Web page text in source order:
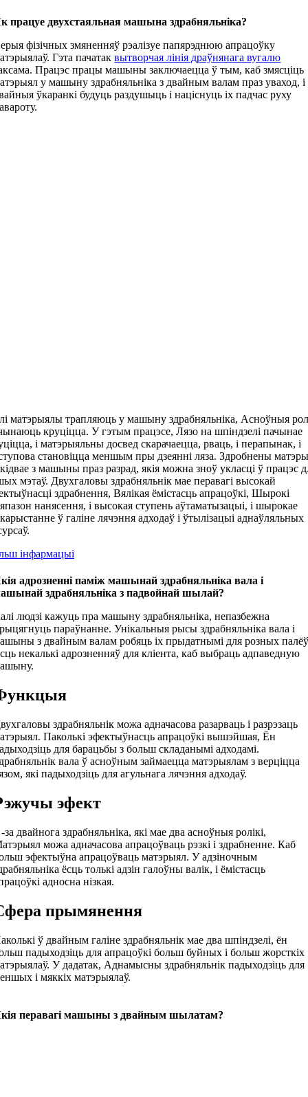
працуе двухстаяльная машына здрабняльніка?
фізічных змяненняў рэалізуе папярэднюю апрацоўку
Гэта пачатаквытворчая лінія драўнянага вугалю
Працэс працы машыны заключаецца ў тым, каб змясціць
у машыну здрабняльніка з двайным валам праз уваход, і
ўкаранкі будуць раздушыць і націснуць іх падчас руху
матэрыялы трапляюць у машыну здрабняльніка, Асноўныя
круціцца. У гэтым працэсе, Лязо на шпіндзелі пачынае
і матэрыяльны досвед скарачаецца, рваць, і перапынак, і
становіцца меншым пры дзеянні ляза. Здробнены
з машыны праз разрад, якія можна зноў укласці ў працэс
мэтаў. Двухгаловы здрабняльнік мае перавагі высокай
здрабнення, Вялікая ёмістасць апрацоўкі, Шырокі
нанясення, і высокая ступень аўтаматызацыі, і шырокае
ў галіне лячэння адходаў і ўтылізацыі аднаўляльных
інфармацыі
адрозненні паміж машынай здрабняльніка вала і
здрабняльніка з падвойнай шылай?
людзі кажуць пра машыну здрабняльніка, непазбежна
параўнанне. Унікальныя рысы здрабняльніка вала і
з двайным валам робяць іх прыдатнымі для розных
некалькі адрозненняў для кліента, каб выбраць адпаведную
здрабняльнік можа адначасова разарваць і разрэзаць
Паколькі эфектыўнасць апрацоўкі вышэйшая, Ён
для барацьбы з больш складанымі адходамі.
вала ў асноўным займаецца матэрыялам з верціцца
які падыходзіць для агульнага лячэння адходаў.
эфект
за двайнога здрабняльніка, які мае два асноўныя ролікі,
можа адначасова апрацоўваць рэзкі і здрабненне. Каб
эфектыўна апрацоўваць матэрыял. У адзіночным
ёсць толькі адзін галоўны валік, і ёмістасць
адносна нізкая.
прымянення
ў двайным галіне здрабняльнік мае два шпіндзелі, ён
падыходзіць для апрацоўкі больш буйных і больш жорсткіх
У дадатак, Аднамысны здрабняльнік падыходзіць для
і мяккіх матэрыялаў.
перавагі машыны з двайным шылатам?